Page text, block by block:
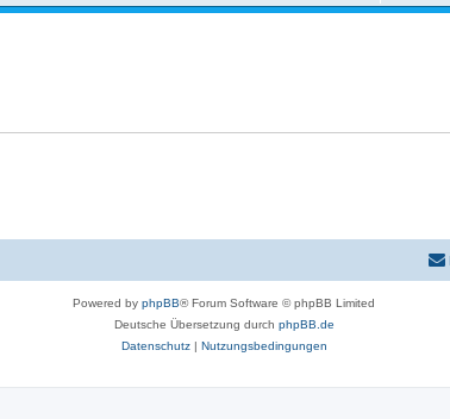
Powered by phpBB® Forum Software © phpBB Limited
Deutsche Übersetzung durch phpBB.de
Datenschutz| Nutzungsbedingungen